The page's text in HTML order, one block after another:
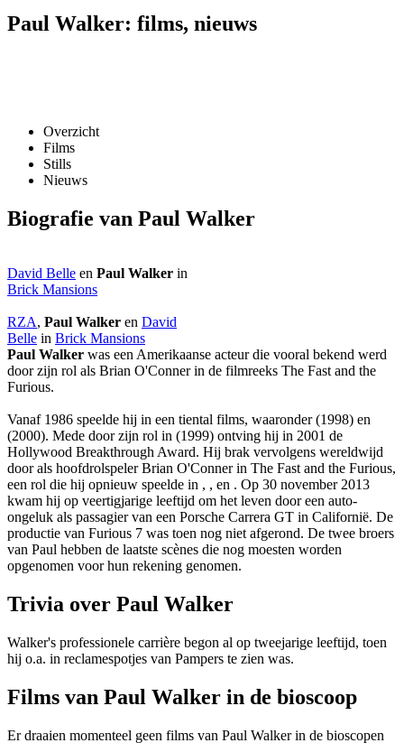
Paul Walker: films, nieuws
Overzicht
Films
Stills
Nieuws
Biografie van Paul Walker
David Belle en Paul Walker in
Brick Mansions
RZA, Paul Walker en David
Belle in Brick Mansions
Paul Walker was een Amerikaanse acteur die vooral bekend werd
door zijn rol als Brian O'Conner in de filmreeks The Fast and the
Furious.
Vanaf 1986 speelde hij in een tiental films, waaronder(1998) en
(2000). Mede door zijn rol in (1999) ontving hij in 2001 de
Hollywood Breakthrough Award. Hij brak vervolgens wereldwijd
door als hoofdrolspeler Brian O'Conner in The Fast and the Furious,
een rol die hij opnieuw speelde in , , en . Op 30 november 2013
kwam hij op veertigjarige leeftijd om het leven door een auto-
ongeluk als passagier van een Porsche Carrera GT in Californië. De
productie van Furious 7 was toen nog niet afgerond. De twee broers
van Paul hebben de laatste scènes die nog moesten worden
opgenomen voor hun rekening genomen.
Trivia over Paul Walker
Walker's professionele carrière begon al op tweejarige leeftijd, toen
hij o.a. in reclamespotjes van Pampers te zien was.
Films van Paul Walker in de bioscoop
Er draaien momenteel geen films van Paul Walker in de bioscopen